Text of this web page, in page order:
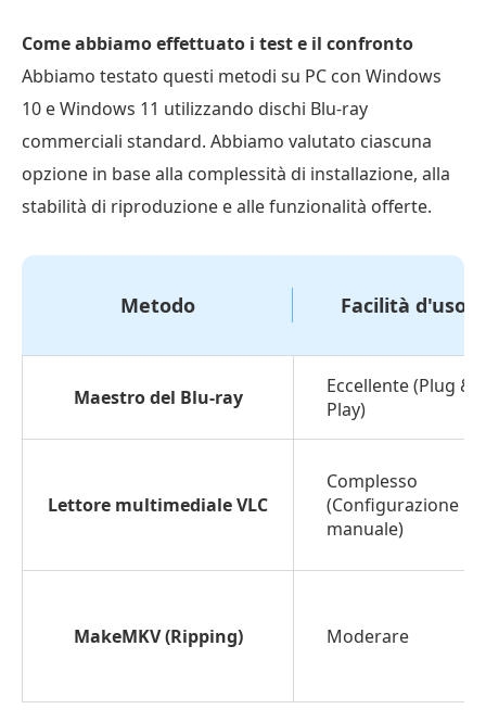
Come abbiamo effettuato i test e il confronto
Abbiamo testato questi metodi su PC con Windows
10 e Windows 11 utilizzando dischi Blu-ray
commerciali standard. Abbiamo valutato ciascuna
opzione in base alla complessità di installazione, alla
stabilità di riproduzione e alle funzionalità offerte.
Metodo Facilità d'uso
Maestro del Blu-ray
Eccellente (Plug &
Play)
Lettore multimediale VLC
Complesso
(Configurazione
manuale)
MakeMKV (Ripping) Moderare